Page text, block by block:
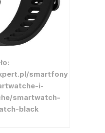
smartfony
i-
smartwatch-
black